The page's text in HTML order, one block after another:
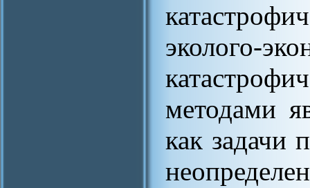
эколого-
методами
как задачи